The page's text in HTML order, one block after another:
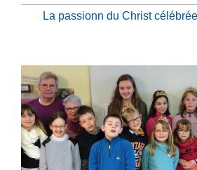
La passionn du Christ